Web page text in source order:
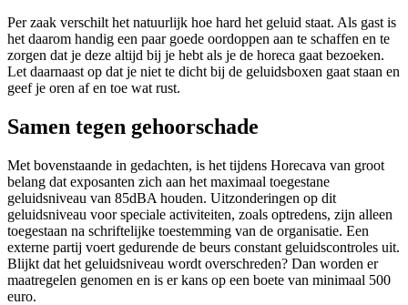
Per zaak verschilt het natuurlijk hoe hard het geluid staat. Als gast is
het daarom handig een paar goede oordoppen aan te schaffen en te
zorgen dat je deze altijd bij je hebt als je de horeca gaat bezoeken.
Let daarnaast op dat je niet te dicht bij de geluidsboxen gaat staan en
geef je oren af en toe wat rust.
Samen tegen gehoorschade
Met bovenstaande in gedachten, is het tijdens Horecava van groot
belang dat exposanten zich aan het maximaal toegestane
geluidsniveau van 85dBA houden. Uitzonderingen op dit
geluidsniveau voor speciale activiteiten, zoals optredens, zijn alleen
toegestaan na schriftelijke toestemming van de organisatie. Een
externe partij voert gedurende de beurs constant geluidscontroles uit.
Blijkt dat het geluidsniveau wordt overschreden? Dan worden er
maatregelen genomen en is er kans op een boete van minimaal 500
euro.